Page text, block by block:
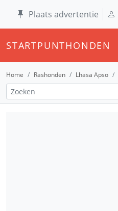
Plaats advertentie
STARTPUNTHONDEN
Home Rashonden Lhasa Apso